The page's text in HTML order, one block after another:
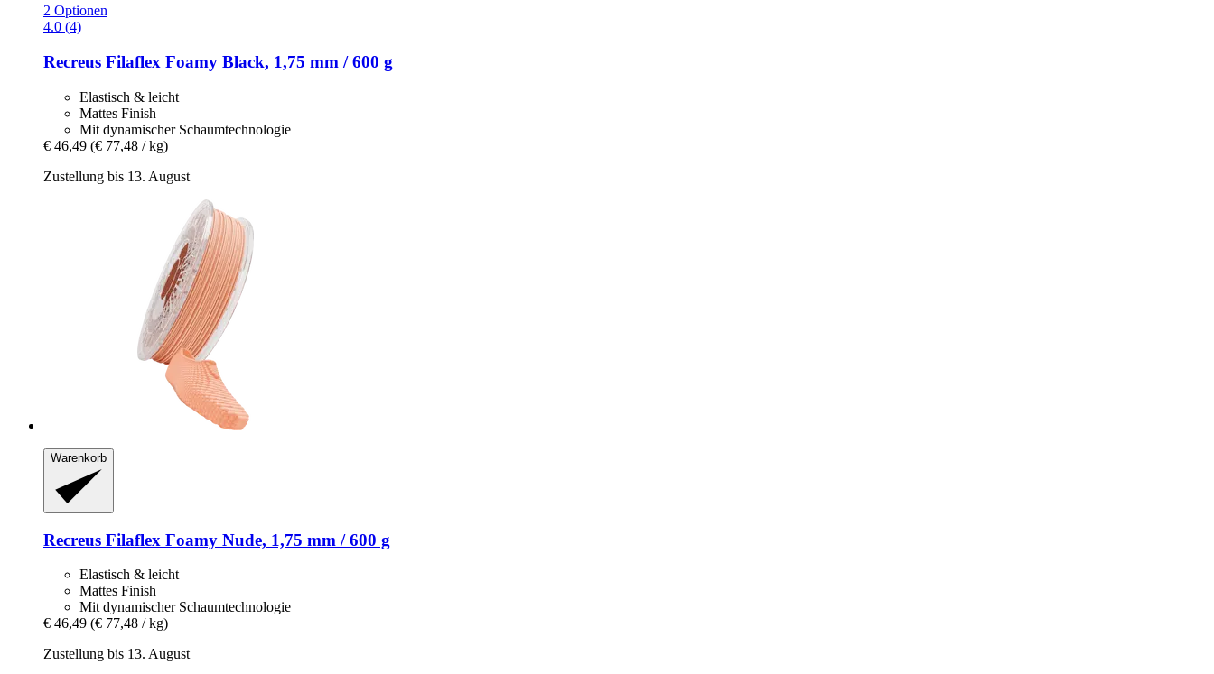
2 Optionen
4.0 (4)
Recreus Filaflex Foamy Black, 1,75 mm / 600 g
Elastisch & leicht
Mattes Finish
Mit dynamischer Schaumtechnologie
€ 46,49 (€ 77,48 / kg)
Zustellung bis 13. August
Warenkorb
Recreus Filaflex Foamy Nude, 1,75 mm / 600 g
Elastisch & leicht
Mattes Finish
Mit dynamischer Schaumtechnologie
€ 46,49 (€ 77,48 / kg)
Zustellung bis 13. August